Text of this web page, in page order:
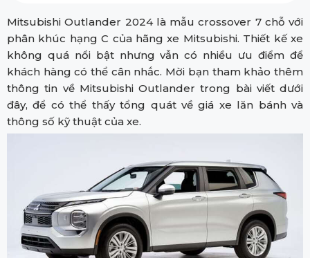
Mitsubishi Outlander 2024 là mẫu crossover 7 chỗ với
phân khúc hạng C của hãng xe Mitsubishi. Thiết kế xe
không quá nổi bật nhưng vẫn có nhiều ưu điểm để
khách hàng có thể cân nhắc. Mời bạn tham khảo thêm
thông tin về Mitsubishi Outlander trong bài viết dưới
đây, để có thể thấy tổng quát về giá xe lăn bánh và
thông số kỹ thuật của xe.